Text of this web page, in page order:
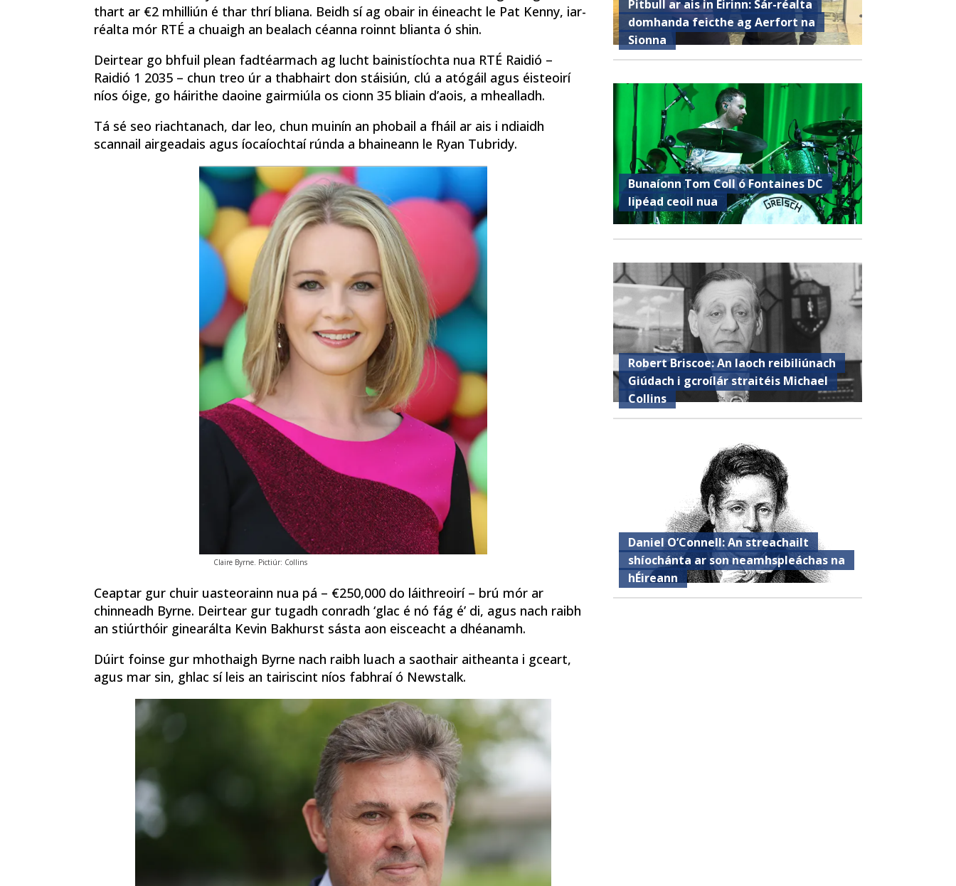
thart ar €2 mhilliún é thar thrí bliana. Beidh sí ag obair in éineacht le Pat Kenny, iar-
réalta mór RTÉ a chuaigh an bealach céanna roinnt blianta ó shin.
Deirtear go bhfuil plean fadtéarmach ag lucht bainistíochta nua RTÉ Raidió –
Raidió 1 2035 – chun treo úr a thabhairt don stáisiún, clú a atógáil agus éisteoirí
níos óige, go háirithe daoine gairmiúla os cionn 35 bliain d’aois, a mhealladh.
Tá sé seo riachtanach, dar leo, chun muinín an phobail a fháil ar ais i ndiaidh
scannail airgeadais agus íocaíochtaí rúnda a bhaineann le Ryan Tubridy.
Claire Byrne. Pictiúr: Collins
Ceaptar gur chuir uasteorainn nua pá – €250,000 do láithreoirí – brú mór ar
chinneadh Byrne. Deirtear gur tugadh conradh ‘glac é nó fág é’ di, agus nach raibh
an stiúrthóir ginearálta Kevin Bakhurst sásta aon eisceacht a dhéanamh.
Dúirt foinse gur mhothaigh Byrne nach raibh luach a saothair aitheanta i gceart,
agus mar sin, ghlac sí leis an tairiscint níos fabhraí ó Newstalk.
Pitbull ar ais in Éirinn: Sár-réalta
domhanda feicthe ag Aerfort na
Sionna
Bunaíonn Tom Coll ó Fontaines DC
lipéad ceoil nua
Robert Briscoe: An laoch reibiliúnach
Giúdach i gcroílár straitéis Michael
Collins
Daniel O’Connell: An streachailt
shíochánta ar son neamhspleáchas na
hÉireann